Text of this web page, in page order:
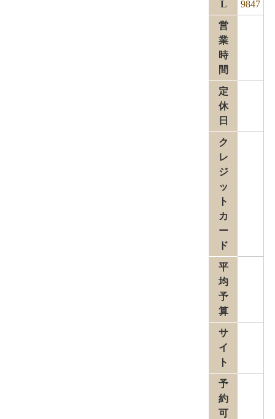
L
9847
営
業
時
間
定
休
日
ク
レ
ジ
ッ
ト
カ
ー
ド
平
均
予
算
サ
イ
ト
予
約
可